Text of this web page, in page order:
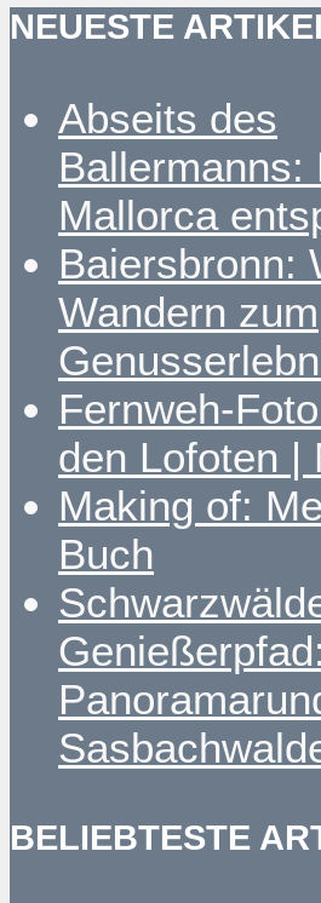
NEUESTE
Abseits des
Ballermanns:
Mallorca
Baiersbronn:
Wandern zum
Fernweh-
den Lofoten |
Making of:
Buch
BELIEBTESTE